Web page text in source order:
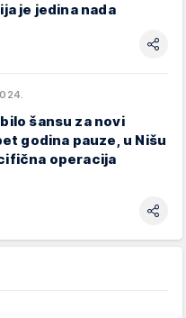
je jedina nada
šansu za novi
godina pauze, u Nišu
operacija